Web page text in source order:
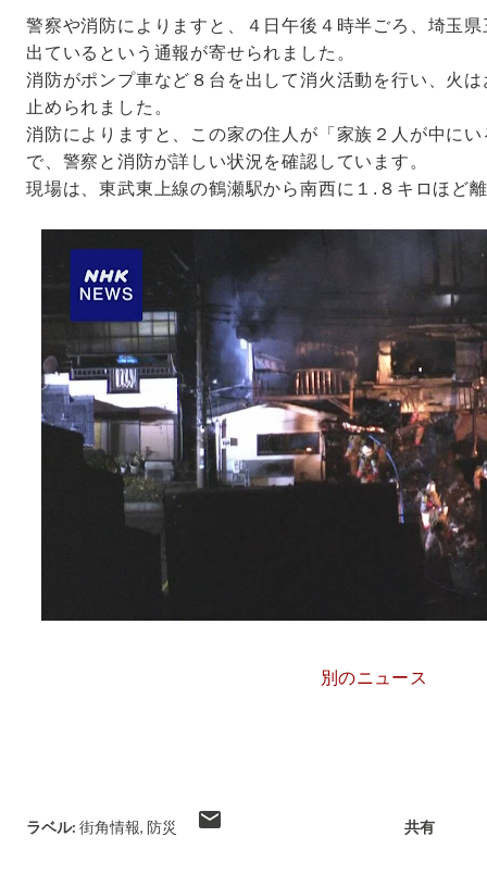
警察や消防によりますと、４日午後４時半ごろ、埼玉
出ているという通報が寄せられました。
消防がポンプ車など８台を出して消火活動を行い、火
止められました。
消防によりますと、この家の住人が「家族２人が中に
で、警察と消防が詳しい状況を確認しています。
現場は、東武東上線の鶴瀬駅から南西に１.８キロほど
別のニュース
ラベル: 街角情報 防災 共有